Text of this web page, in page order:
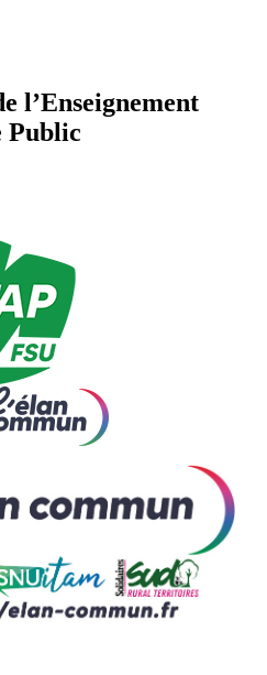
l’Enseignement
Public